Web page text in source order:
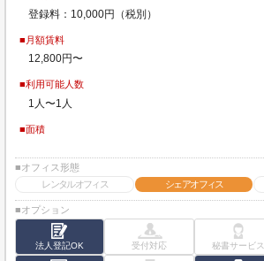
登録料：10,000円（税別）
■月額賃料
12,800円〜
■利用可能人数
1人〜1人
■面積
■オフィス形態
レンタルオフィス
シェアオフィス
■オプション
法人登記OK 受付対応 秘書サービス